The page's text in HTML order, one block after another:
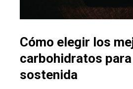
Cómo elegir los
carbohidratos
sostenida